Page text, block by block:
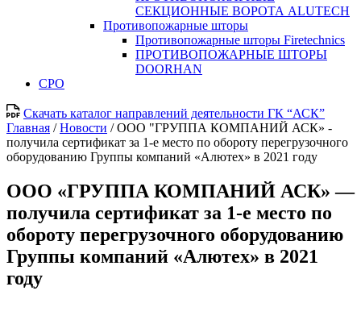
СЕКЦИОННЫЕ ВОРОТА ALUTECH
Противопожарные шторы
Противопожарные шторы Firetechnics
ПРОТИВОПОЖАРНЫЕ ШТОРЫ
DOORHAN
СРО
Скачать каталог направлений деятельности ГК “АСК”
Главная /Новости /ООО "ГРУППА КОМПАНИЙ АСК» -
получила сертификат за 1-е место по обороту перегрузочного
оборудованию Группы компаний «Алютех» в 2021 году
ООО «ГРУППА КОМПАНИЙ АСК» —
получила сертификат за 1-е место по
обороту перегрузочного оборудованию
Группы компаний «Алютех» в 2021
году